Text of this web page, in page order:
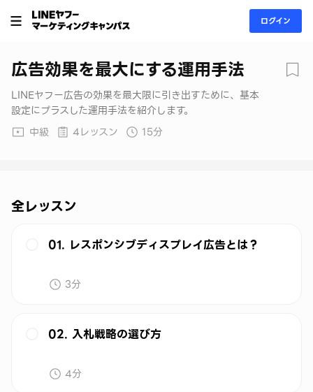
ログイン
広告効果を最大にする運用手法
LINEヤフー広告の効果を最大限に引き出すために、基本
設定にプラスした運用手法を紹介します。
中級
4レッスン 15分
全レッスン
01. レスポンシブディスプレイ広告とは？
3分
02. 入札戦略の選び方
4分